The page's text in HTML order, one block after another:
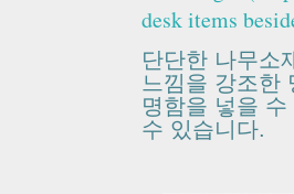
desk items
단단한 나무소
느낌을 강조한
명함을 넣을
수 있습니다.